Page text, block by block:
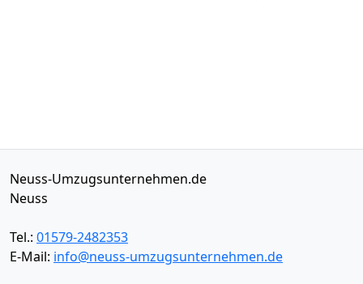
Neuss-Umzugsunternehmen.de
Neuss
Tel.: 01579-2482353
E-Mail: info@neuss-umzugsunternehmen.de